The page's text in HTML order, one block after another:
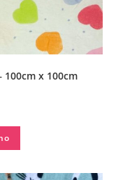
100cm x 100cm